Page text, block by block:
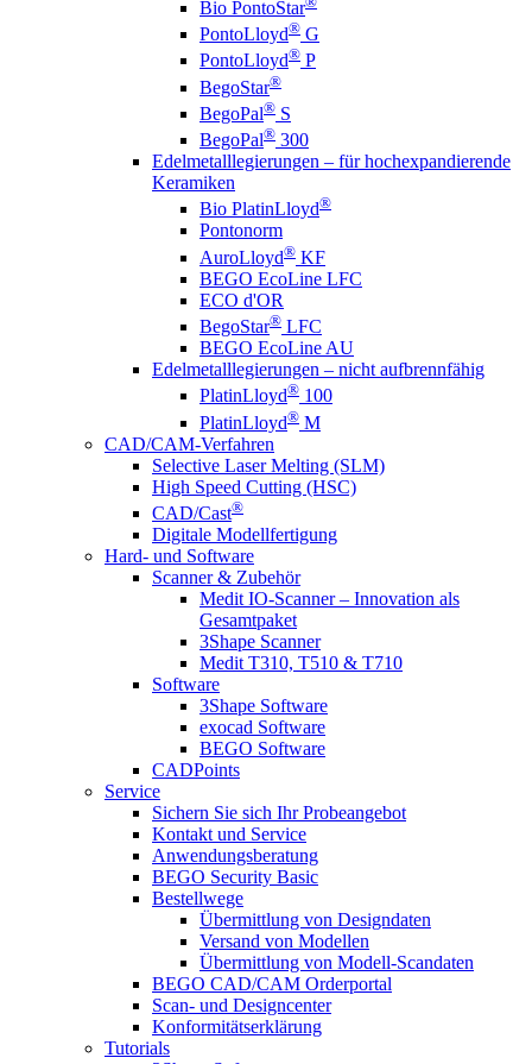
Bio PontoStar
PontoLloyd® G
PontoLloyd® P
BegoStar®
BegoPal® S
BegoPal® 300
Edelmetalllegierungen – für hochexpandierende
Keramiken
Bio PlatinLloyd®
Pontonorm
AuroLloyd® KF
BEGO EcoLine LFC
ECO d'OR
BegoStar® LFC
BEGO EcoLine AU
Edelmetalllegierungen – nicht aufbrennfähig
PlatinLloyd® 100
PlatinLloyd® M
CAD/CAM-Verfahren
Selective Laser Melting (SLM)
High Speed Cutting (HSC)
CAD/Cast®
Digitale Modellfertigung
Hard- und Software
Scanner & Zubehör
Medit IO-Scanner – Innovation als
Gesamtpaket
3Shape Scanner
Medit T310, T510 & T710
Software
3Shape Software
exocad Software
BEGO Software
CADPoints
Service
Sichern Sie sich Ihr Probeangebot
Kontakt und Service
Anwendungsberatung
BEGO Security Basic
Bestellwege
Übermittlung von Designdaten
Versand von Modellen
Übermittlung von Modell-Scandaten
BEGO CAD/CAM Orderportal
Scan- und Designcenter
Konformitätserklärung
Tutorials